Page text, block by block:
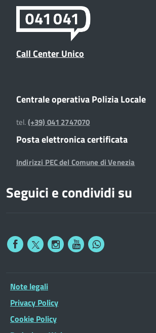
Call Center Unico
Centrale operativa Polizia Locale
tel.(+39) 041 2747070
Posta elettronica certificata
Indirizzi PEC del Comune di Venezia
Seguici e condividi su
Note legali
Privacy Policy
Cookie Policy